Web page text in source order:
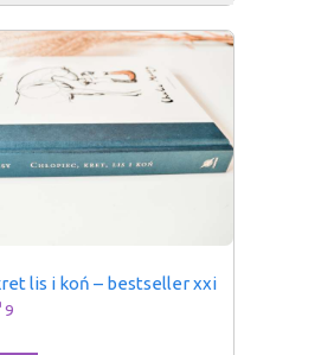
lis i koń – bestseller xxi
9